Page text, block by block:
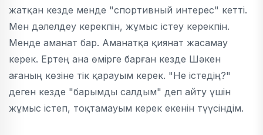
жатқан кезде менде "спортивный интерес" кетті.
Мен дәлелдеу керекпін, жұмыс істеу керекпін.
Менде аманат бар. Аманатқа қиянат жасамау
керек. Ертең ана өмірге барған кезде Шәкен
ағаның көзіне тік қарауым керек. "Не істедің?"
деген кезде "барымды салдым" деп айту үшін
жұмыс істеп, тоқтамауым керек екенін түүсіндім.